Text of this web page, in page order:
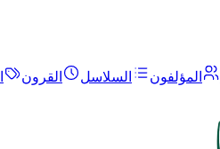
المؤلفون السلاسل القرون